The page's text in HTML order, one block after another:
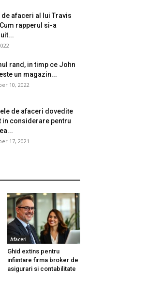
de afaceri al lui Travis
rapperul si-a
rand, in timp ce John
un magazin...
10, 2022
de afaceri dovedite
in considerare pentru
17, 2021
Afaceri
Ghid extins pentru
infiintare firma broker de
asigurari si contabilitate